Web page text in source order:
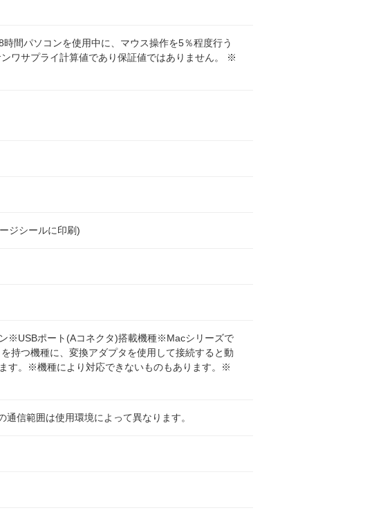
間パソコンを使用中に、マウス操作を5％程度行う
ワサプライ計算値であり保証値ではありません。 ※
ジシールに印刷)
※USBポート(Aコネクタ)搭載機種※Macシリーズで
持つ機種に、変換アダプタを使用して接続すると動
す。※機種により対応できないものもあります。※
信範囲は使用環境によって異なります。